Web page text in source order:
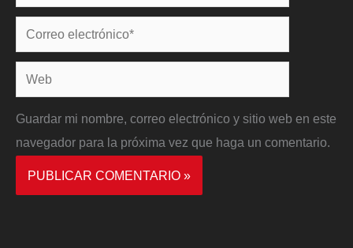
Correo
electrónico*
Web
Guardar mi nombre, correo electrónico y sitio web en este
navegador para la próxima vez que haga un comentario.